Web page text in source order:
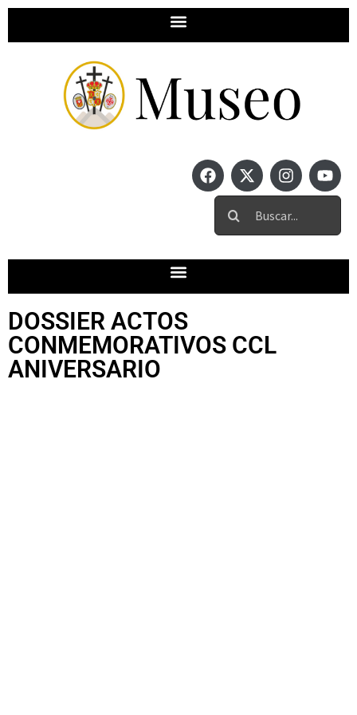
DOSSIER ACTOS
CONMEMORATIVOS CCL
ANIVERSARIO